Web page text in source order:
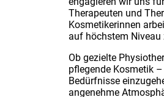
Therapeuten und
Kosmetikerinnen
auf höchstem Niveau
Ob gezielte
pflegende Kosmetik
Bedürfnisse
angenehme